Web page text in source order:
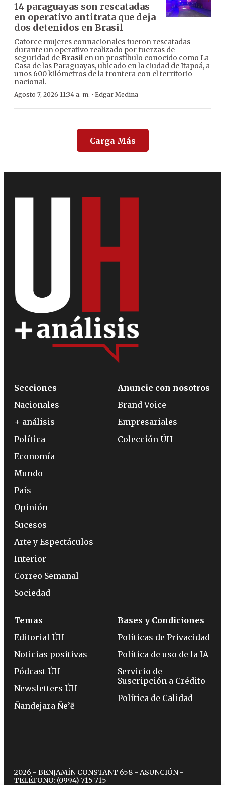
14 paraguayas son rescatadas
en operativo antitrata que deja
dos detenidos en Brasil
Catorce mujeres connacionales fueron rescatadas
durante un operativo realizado por fuerzas de
seguridad de Brasilen un prostíbulo conocido como La
Casa de las Paraguayas, ubicado en la ciudad de Itapoá, a
unos 600 kilómetros de la frontera con el territorio
nacional.
Agosto 7, 2026 11:34 a. m. · Edgar Medina
Carga Más
Secciones
Nacionales
+ análisis
Política
Economía
Mundo
País
Opinión
Sucesos
Arte y Espectáculos
Interior
Correo Semanal
Sociedad
Anuncie con nosotros
Brand Voice
Empresariales
Colección ÚH
Temas
Editorial ÚH
Noticias positivas
Pódcast ÚH
Newsletters ÚH
Ñandejara Ñe’ẽ
Bases y Condiciones
Políticas de Privacidad
Política de uso de la IA
Servicio de
Suscripción a Crédito
Política de Calidad
2026 - BENJAMÍN CONSTANT 658 - ASUNCIÓN -
TELÉFONO: (0994) 715 715